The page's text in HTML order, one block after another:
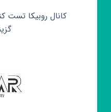
کانال روبیکا تست